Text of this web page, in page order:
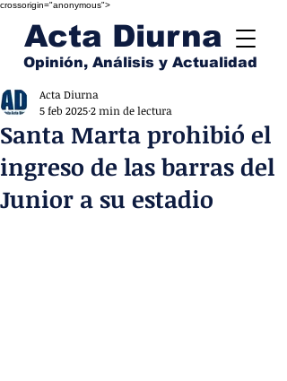
crossorigin="anonymous">
Acta Diurna
Opinión, Análisis y Actualidad
Santa Marta prohibió el
ingreso de las barras del
Junior a su estadio
Acta Diurna
5 feb 20252 min de lectura